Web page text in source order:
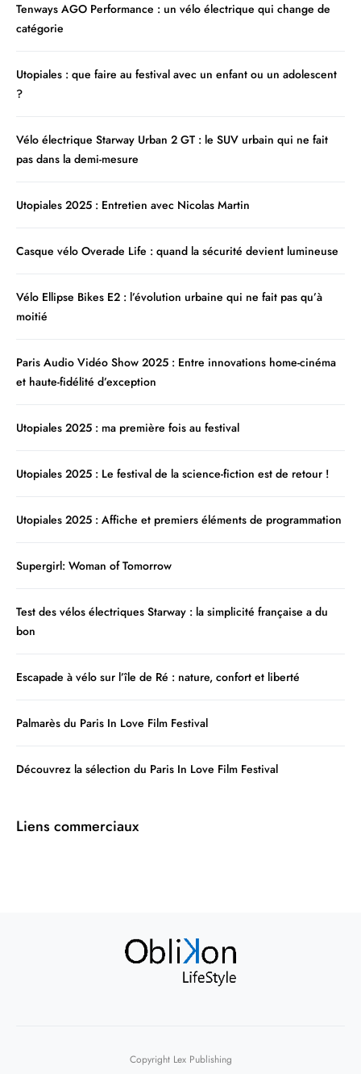
Tenways AGO Performance : un vélo électrique qui change de
catégorie
Utopiales : que faire au festival avec un enfant ou un adolescent
?
Vélo électrique Starway Urban 2 GT : le SUV urbain qui ne fait
pas dans la demi-mesure
Utopiales 2025 : Entretien avec Nicolas Martin
Casque vélo Overade Life : quand la sécurité devient lumineuse
Vélo Ellipse Bikes E2 : l’évolution urbaine qui ne fait pas qu’à
moitié
Paris Audio Vidéo Show 2025 : Entre innovations home-cinéma
et haute-fidélité d’exception
Utopiales 2025 : ma première fois au festival
Utopiales 2025 : Le festival de la science-fiction est de retour !
Utopiales 2025 : Affiche et premiers éléments de programmation
Supergirl: Woman of Tomorrow
Test des vélos électriques Starway : la simplicité française a du
bon
Escapade à vélo sur l’île de Ré : nature, confort et liberté
Palmarès du Paris In Love Film Festival
Découvrez la sélection du Paris In Love Film Festival
Liens commerciaux
Copyright Lex Publishing